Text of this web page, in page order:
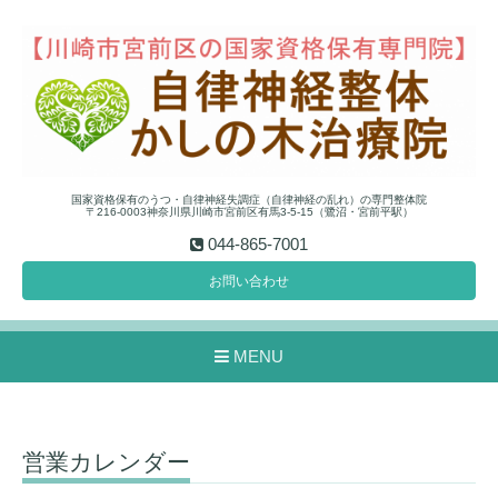
国家資格保有のうつ・自律神経失調症（自律神経の乱れ）の専門整体院
〒216-0003神奈川県川崎市宮前区有馬3-5-15（鷺沼・宮前平駅）
044-865-7001
お問い合わせ
MENU
営業カレンダー